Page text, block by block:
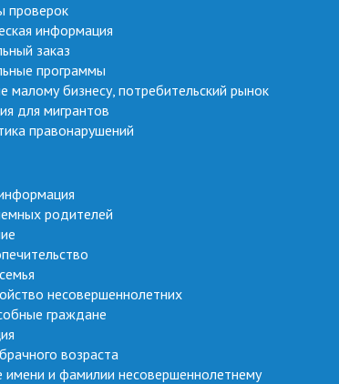
проверок
информация
заказ
программы
малому бизнесу, потребительский рынок
для мигрантов
правонарушений
родителей
несовершеннолетних
граждане
возраста
имени и фамилии несовершеннолетнему